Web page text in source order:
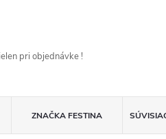
pri objednávke !
ZNAČKAFESTINA